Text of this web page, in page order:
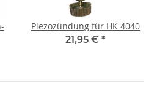
Piezozündung für HK 4040
21,95 € *